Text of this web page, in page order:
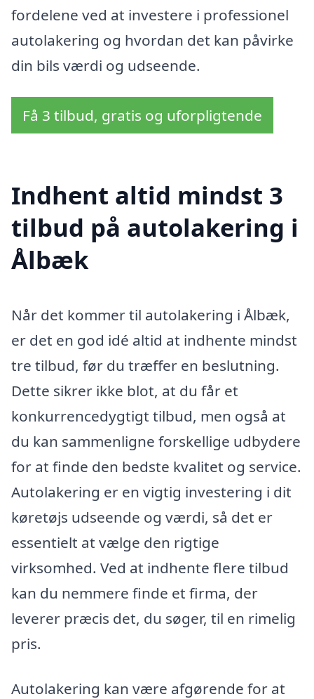
fordelene ved at investere i professionel
autolakering og hvordan det kan påvirke
din bils værdi og udseende.
Få 3 tilbud, gratis og uforpligtende
Indhent altid mindst 3
tilbud på autolakering i
Ålbæk
Når det kommer til autolakering i Ålbæk,
er det en god idé altid at indhente mindst
tre tilbud, før du træffer en beslutning.
Dette sikrer ikke blot, at du får et
konkurrencedygtigt tilbud, men også at
du kan sammenligne forskellige udbydere
for at finde den bedste kvalitet og service.
Autolakering er en vigtig investering i dit
køretøjs udseende og værdi, så det er
essentielt at vælge den rigtige
virksomhed. Ved at indhente flere tilbud
kan du nemmere finde et firma, der
leverer præcis det, du søger, til en rimelig
pris.
Autolakering kan være afgørende for at